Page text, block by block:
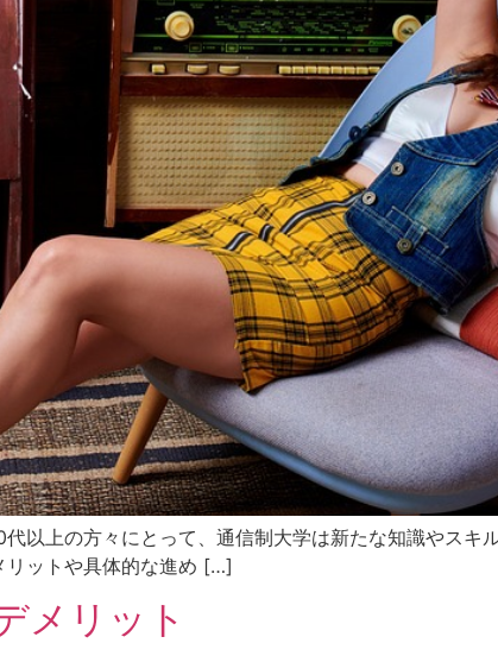
以上の方々にとって、通信制大学は新たな知識やスキ
リットや具体的な進め […]
メリット